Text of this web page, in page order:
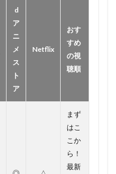
d
ア
ニ
メ
ス
ト
ア
Netflix
おす
すめ
の視
聴順
まず
はこ
こか
ら！
最新